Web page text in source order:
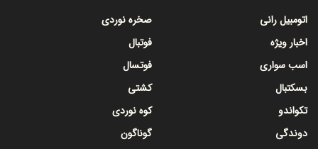
اتومبیل رانی
اخبار ویژه
اسب سواری
بسکتبال
تکواندو
دوندگی
صخره نوردی
فوتبال
فوتسال
کشتی
کوه نوردی
گوناگون